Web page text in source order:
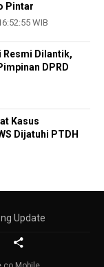
Pintar
WIB
Resmi Dilantik,
DPRD
Kasus
Dijatuhi PTDH
Update